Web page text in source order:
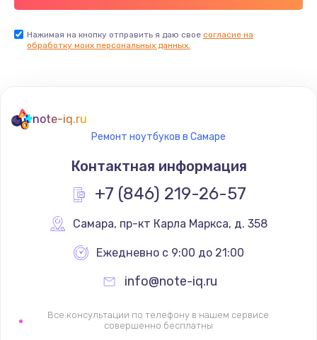
Нажимая на кнопку отправить я даю свое согласие на
обработку моих персональных данных.
note-iq.ru
Ремонт ноутбуков в Самаре
Контактная информация
+7 (846) 219-26-57
Самара, пр-кт Карла Маркса, д. 358
Ежедневно с 9:00 до 21:00
info@note-iq.ru
Все консультации по телефону в нашем сервисе
совершенно бесплатны